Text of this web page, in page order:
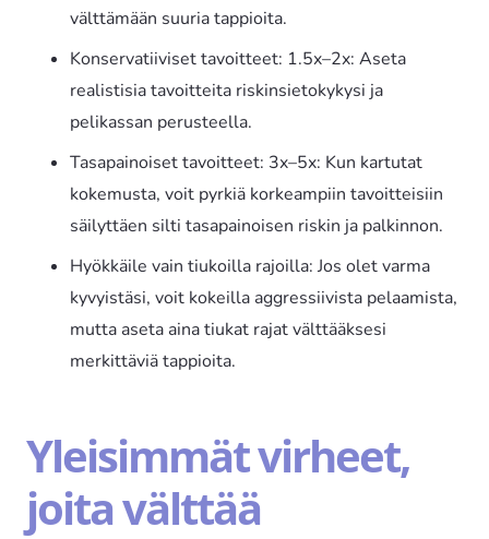
välttämään suuria tappioita.
Konservatiiviset tavoitteet: 1.5x–2x: Aseta
realistisia tavoitteita riskinsietokykysi ja
pelikassan perusteella.
Tasapainoiset tavoitteet: 3x–5x: Kun kartutat
kokemusta, voit pyrkiä korkeampiin tavoitteisiin
säilyttäen silti tasapainoisen riskin ja palkinnon.
Hyökkäile vain tiukoilla rajoilla: Jos olet varma
kyvyistäsi, voit kokeilla aggressiivista pelaamista,
mutta aseta aina tiukat rajat välttääksesi
merkittäviä tappioita.
Yleisimmät virheet,
joita välttää